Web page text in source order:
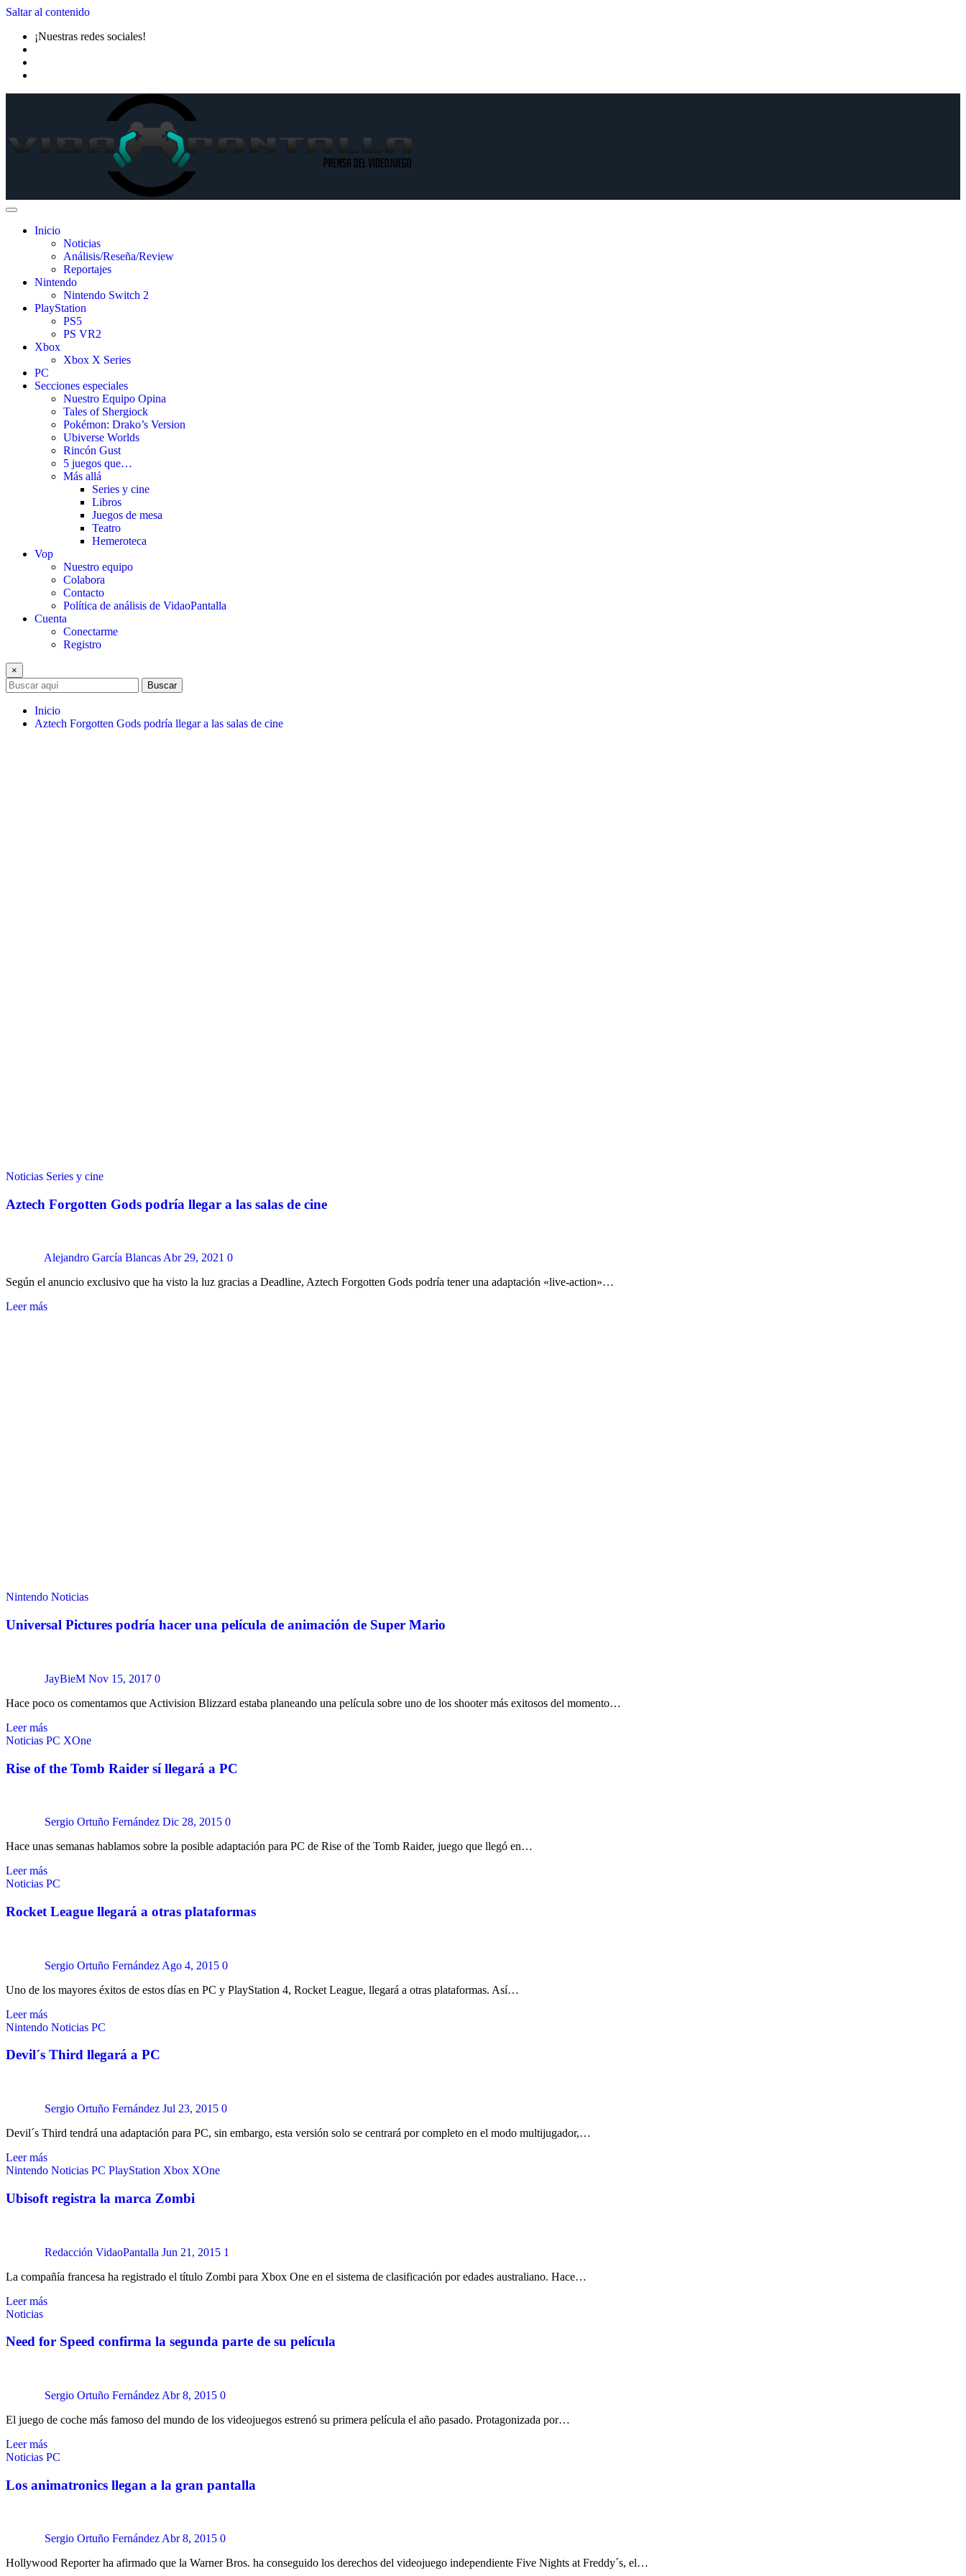
Saltar al contenido
¡Nuestras redes sociales!
Inicio
Noticias
Análisis/Reseña/Review
Reportajes
Nintendo
Nintendo Switch 2
PlayStation
PS5
PS VR2
Xbox
Xbox X Series
PC
Secciones especiales
Nuestro Equipo Opina
Tales of Shergiock
Pokémon: Drako’s Version
Ubiverse Worlds
Rincón Gust
5 juegos que…
Más allá
Series y cine
Libros
Juegos de mesa
Teatro
Hemeroteca
Vop
Nuestro equipo
Colabora
Contacto
Política de análisis de VidaoPantalla
Cuenta
Conectarme
Registro
×
Buscar
Inicio
Aztech Forgotten Gods podría llegar a las salas de cine
Noticias Series y cine
Aztech Forgotten Gods podría llegar a las salas de cine
Alejandro García BlancasAbr 29, 2021 0
Según el anuncio exclusivo que ha visto la luz gracias a Deadline, Aztech Forgotten Gods podría tener una adaptación «live-action»…
Leer más
Nintendo Noticias
Universal Pictures podría hacer una película de animación de Super Mario
JayBieM Nov 15, 2017 0
Hace poco os comentamos que Activision Blizzard estaba planeando una película sobre uno de los shooter más exitosos del momento…
Leer más
Noticias PC XOne
Rise of the Tomb Raider sí llegará a PC
Sergio Ortuño Fernández Dic 28, 2015 0
Hace unas semanas hablamos sobre la posible adaptación para PC de Rise of the Tomb Raider, juego que llegó en…
Leer más
Noticias PC
Rocket League llegará a otras plataformas
Sergio Ortuño Fernández Ago 4, 2015 0
Uno de los mayores éxitos de estos días en PC y PlayStation 4, Rocket League, llegará a otras plataformas. Así…
Leer más
Nintendo Noticias PC
Devil´s Third llegará a PC
Sergio Ortuño Fernández Jul 23, 2015 0
Devil´s Third tendrá una adaptación para PC, sin embargo, esta versión solo se centrará por completo en el modo multijugador,…
Leer más
Nintendo Noticias PC PlayStation Xbox XOne
Ubisoft registra la marca Zombi
Redacción VidaoPantalla Jun 21, 2015 1
La compañía francesa ha registrado el título Zombi para Xbox One en el sistema de clasificación por edades australiano. Hace…
Leer más
Noticias
Need for Speed confirma la segunda parte de su película
Sergio Ortuño Fernández Abr 8, 2015 0
El juego de coche más famoso del mundo de los videojuegos estrenó su primera película el año pasado. Protagonizada por…
Leer más
Noticias PC
Los animatronics llegan a la gran pantalla
Sergio Ortuño FernándezAbr 8, 2015 0
Hollywood Reporter ha afirmado que la Warner Bros. ha conseguido los derechos del videojuego independiente Five Nights at Freddy´s, el…